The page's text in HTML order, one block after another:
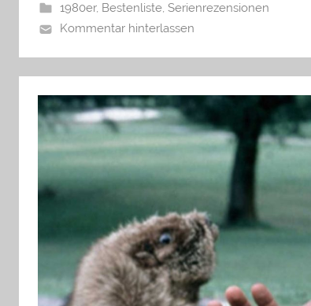
1980er, Bestenliste, Serienrezensionen
Kommentar hinterlassen